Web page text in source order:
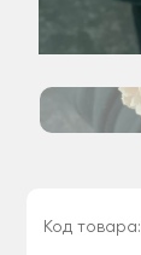
Код товара: